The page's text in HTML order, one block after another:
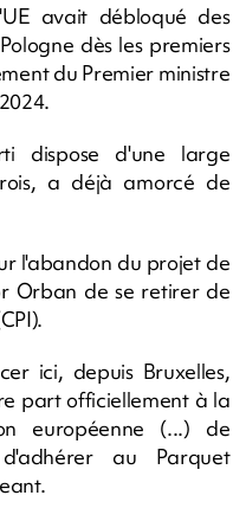
avait débloqué des
dès les premiers
du Premier ministre
dispose d'une large
a déjà amorcé de
l'abandon du projet de
Orban de se retirer de
ici, depuis Bruxelles,
part officiellement à la
européenne (...) de
au Parquet